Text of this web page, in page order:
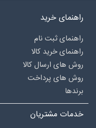
راهنمای خرید
راهنمای ثبت نام
راهنمای خرید کالا
روش های ارسال کالا
روش های پرداخت
برندها
خدمات مشتریان